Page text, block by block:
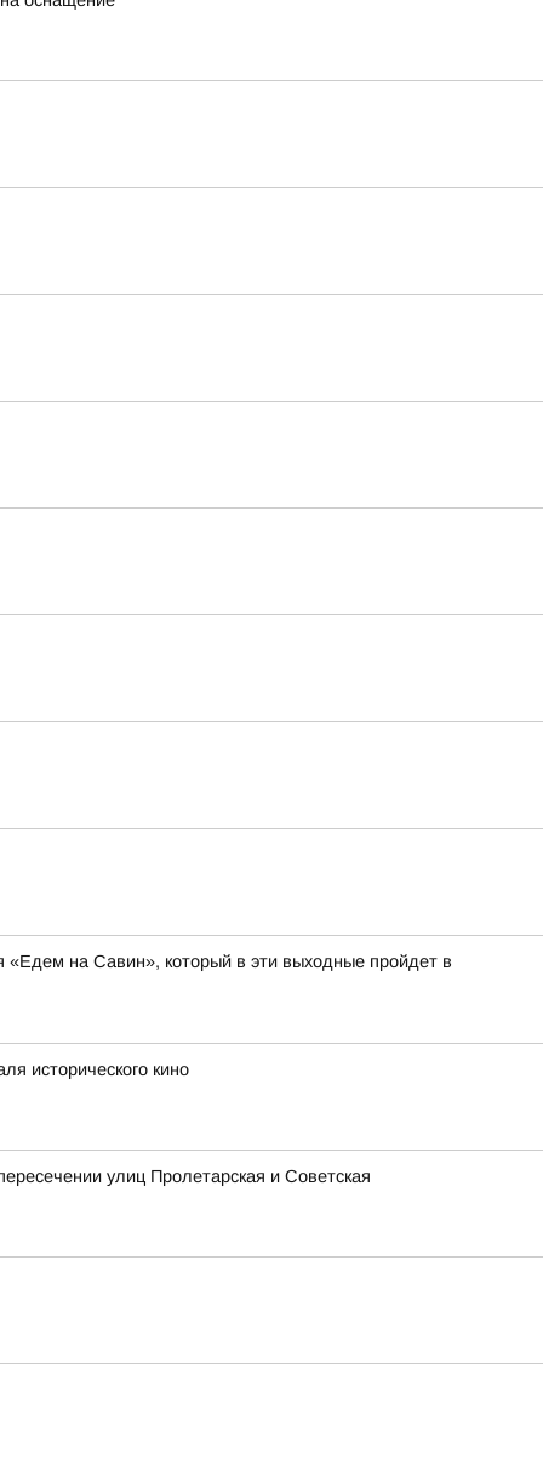
«Едем на Савин», который в эти выходные пройдет в
исторического кино
улиц Пролетарская и Советская